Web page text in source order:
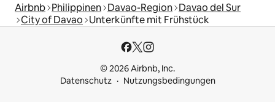
Airbnb Philippinen Davao-Region Davao del Sur
City of Davao Unterkünfte mit Frühstück
© 2026 Airbnb, Inc.
Datenschutz
Nutzungsbedingungen